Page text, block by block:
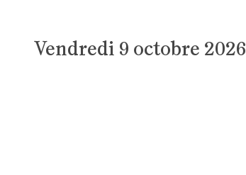
Vendredi 9 octobre 2026